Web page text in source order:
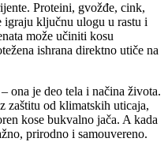
Proteini, gvožđe, cink,
igraju ključnu ulogu u rastu i
može učiniti kosu
ishrana direktno utiče na
ona je deo tela i načina života.
zaštitu od klimatskih uticaja,
kose bukvalno jača. A kada
prirodno i samouvereno.